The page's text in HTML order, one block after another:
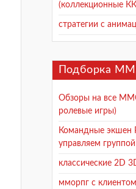
(коллекционные
стратегии с
Подборка
Обзоры на все
ролевые игры)
Командные экшен
управляем
классические 2D
мморпг с клиентом